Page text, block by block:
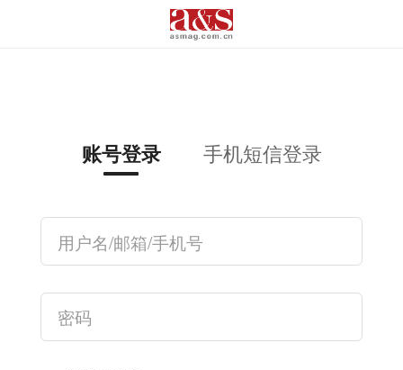
账号登录 手机短信登录